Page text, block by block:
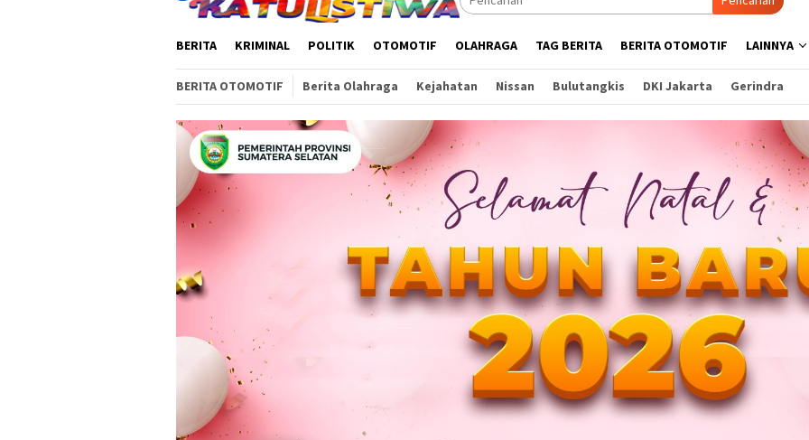
BERITA KRIMINAL POLITIK OTOMOTIF OLAHRAGA TAG BERITA BERITA OTOMOTIF LAINNYA
BERITA OTOMOTIF Berita Olahraga Kejahatan Nissan Bulutangkis DKI Jakarta Gerindra